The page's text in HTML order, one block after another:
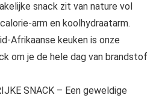
snack zit van nature vol
arm en koolhydraatarm.
Afrikaanse keuken is onze
om je de hele dag van brandstof
SNACK – Een geweldige